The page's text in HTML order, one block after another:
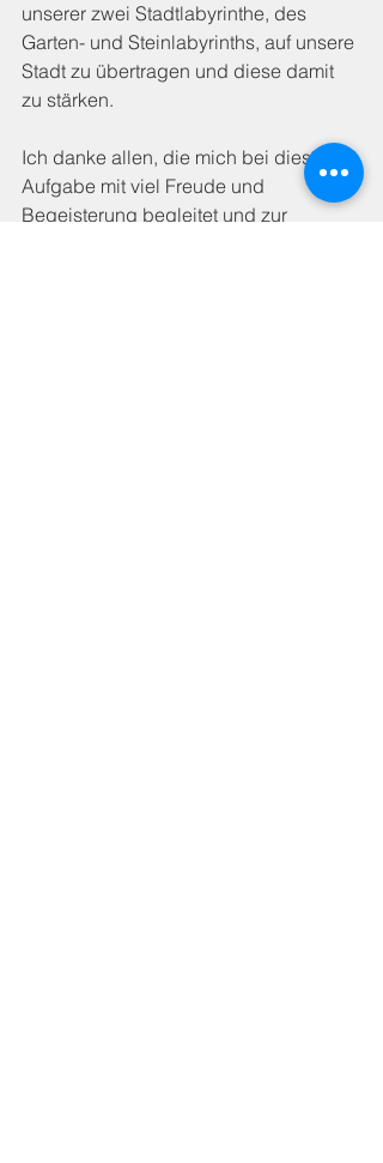
unserer zwei Stadtlabyrinthe, des
Garten- und Steinlabyrinths, auf unsere
Stadt zu übertragen und diese damit
zu stärken.
Ich danke allen, die mich bei dieser
Aufgabe mit viel Freude und
Begeisterung begleitet und zur